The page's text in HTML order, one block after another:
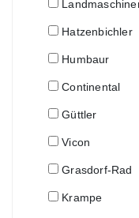
Hatzenbichler
Humbaur
Continental
Güttler
Vicon
Grasdorf-Rad
Krampe